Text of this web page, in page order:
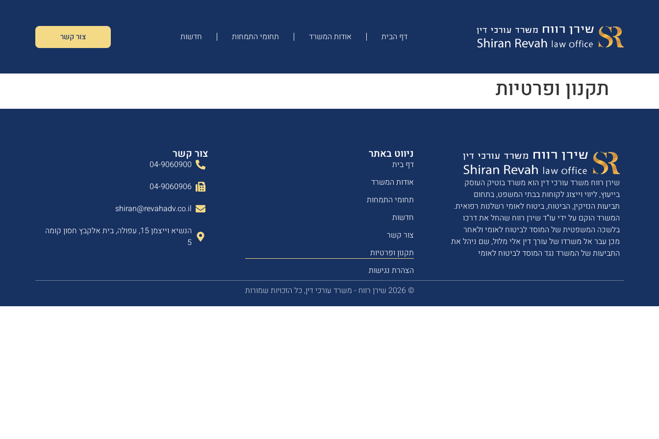
דף הבית אודות המשרד תחומי התמחות חדשות צור קשר
תקנון ופרטיות
שירן רווח משרד עורכי דין הוא משרד בוטיק העוסק
בייעוץ, ליווי וייצוג לקוחות בבתי המשפט, בתחום
תביעות הנזיקין, הביטוח, ביטוח לאומי רשלנות רפואית.
המשרד הוקם על ידי עו”ד שירן רווח שהחל את דרכו
בלשכה המשפטית של המוסד לביטוח לאומי ולאחר
מכן עבר אל משרדו של עורך דין אלי מלול, שם ניהל את
התביעות של המשרד נגד המוסד לביטוח לאומי
ניווט באתר
דף בית
אודות המשרד
תחומי התמחות
חדשות
צור קשר
תקנון ופרטיות
הצהרת נגישות
צור קשר
04-9060900
04-9060906
shiran@revahadv.co.il
הנשיא וייצמן 15, עפולה, בית אלקבץ חסון קומה
5
© 2026 שירן רווח - משרד עורכי דין, כל הזכויות שמורות